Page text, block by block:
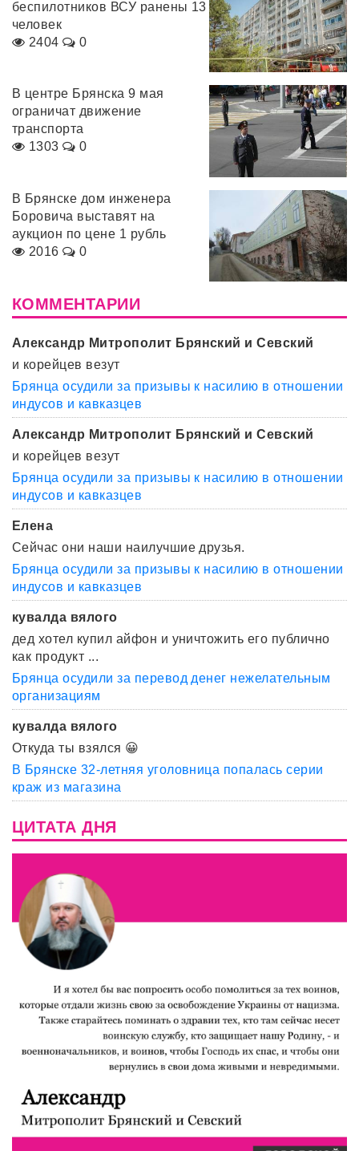
беспилотников ВСУ ранены 13
человек
2404
0
В центре Брянска 9 мая
ограничат движение
транспорта
1303
0
В Брянске дом инженера
Боровича выставят на
аукцион по цене 1 рубль
2016
0
КОММЕНТАРИИ
Александр Митрополит Брянский и Севский
и корейцев везут
Брянца осудили за призывы к насилию в отношении
индусов и кавказцев
Александр Митрополит Брянский и Севский
и корейцев везут
Брянца осудили за призывы к насилию в отношении
индусов и кавказцев
Елена
Сейчас они наши наилучшие друзья.
Брянца осудили за призывы к насилию в отношении
индусов и кавказцев
кувалда вялого
дед хотел купил айфон и уничтожить его публично
как продукт ...
Брянца осудили за перевод денег нежелательным
организациям
кувалда вялого
Откуда ты взялся 😀
В Брянске 32-летняя уголовница попалась серии
краж из магазина
ЦИТАТА ДНЯ